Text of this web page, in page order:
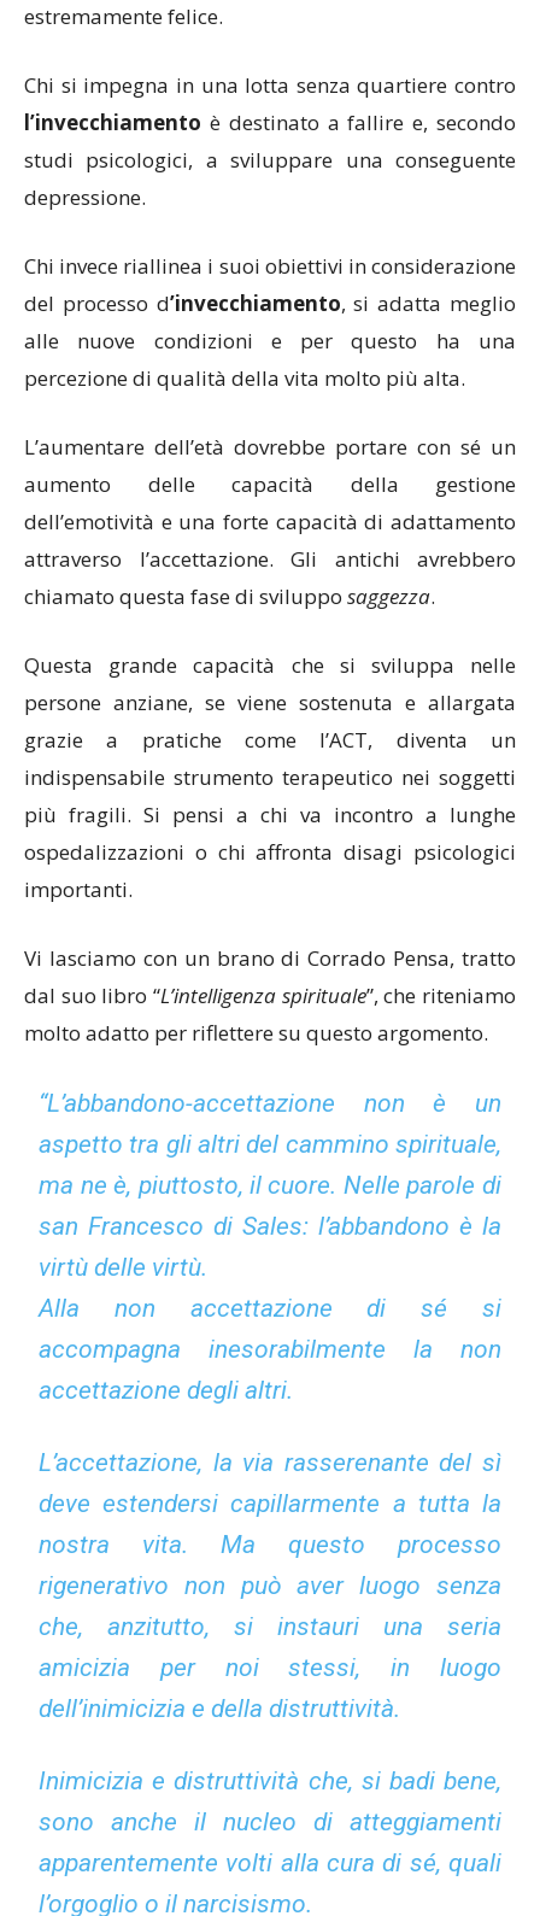
estremamente felice.
Chi si impegna in una lotta senza quartiere contro
l’invecchiamento è destinato a fallire e, secondo
studi psicologici, a sviluppare una conseguente
depressione.
Chi invece riallinea i suoi obiettivi in considerazione
del processo d’invecchiamento, si adatta meglio
alle nuove condizioni e per questo ha una
percezione di qualità della vita molto più alta.
L’aumentare dell’età dovrebbe portare con sé un
aumento delle capacità della gestione
dell’emotività e una forte capacità di adattamento
attraverso l’accettazione. Gli antichi avrebbero
chiamato questa fase di sviluppo saggezza.
Questa grande capacità che si sviluppa nelle
persone anziane, se viene sostenuta e allargata
grazie a pratiche come l’ACT, diventa un
indispensabile strumento terapeutico nei soggetti
più fragili. Si pensi a chi va incontro a lunghe
ospedalizzazioni o chi affronta disagi psicologici
importanti.
Vi lasciamo con un brano di Corrado Pensa, tratto
dal suo libro “L’intelligenza spirituale”, che riteniamo
molto adatto per riflettere su questo argomento.
“L’abbandono-accettazione non è un
aspetto tra gli altri del cammino spirituale,
ma ne è, piuttosto, il cuore. Nelle parole di
san Francesco di Sales: l’abbandono è la
virtù delle virtù.
Alla non accettazione di sé si
accompagna inesorabilmente la non
accettazione degli altri.
L’accettazione, la via rasserenante del sì
deve estendersi capillarmente a tutta la
nostra vita. Ma questo processo
rigenerativo non può aver luogo senza
che, anzitutto, si instauri una seria
amicizia per noi stessi, in luogo
dell’inimicizia e della distruttività.
Inimicizia e distruttività che, si badi bene,
sono anche il nucleo di atteggiamenti
apparentemente volti alla cura di sé, quali
l’orgoglio o il narcisismo.